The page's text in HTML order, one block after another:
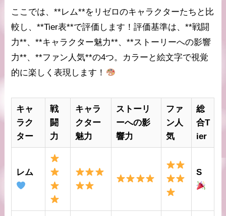
ここでは、**レム**をリゼロのキャラクターたちと比
較し、**Tier表**で評価します！評価基準は、**戦闘
力**、**キャラクター魅力**、**ストーリーへの影響
力**、**ファン人気**の4つ。カラーと絵文字で視覚
的に楽しく表現します！
キャ
ラク
ター
戦
闘
力
キャラ
クター
魅力
ストーリ
ーへの影
響力
ファ
ン人
気
総
合T
ier
レム S